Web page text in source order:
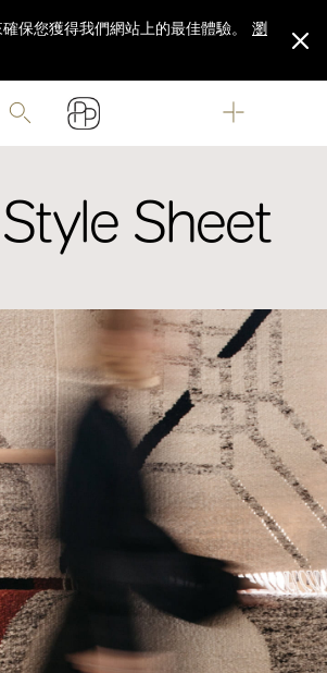
瀏
保您獲得我們網站上的最佳體驗。
瀏
Sheet